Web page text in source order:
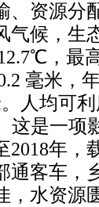
、资源分
气候，生
，最
毫米，
人均可
这是一项
2018年，
通客车，
，水资源